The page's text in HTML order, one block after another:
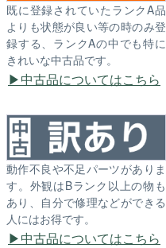
既に登録されていたランクA品
よりも状態が良い等の時のみ登
録する、ランクAの中でも特に
きれいな中古品です。
中古品についてはこちら
動作不良や不足パーツがありま
す。外観はBランク以上の物も
あり、自分で修理などができる
人にはお得です。
中古品についてはこちら